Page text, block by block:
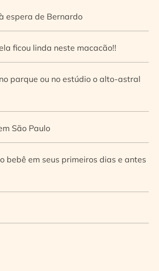
espera de Bernardo
ficou linda neste macacão!!
parque ou no estúdio o alto-astral
São Paulo
bebê em seus primeiros dias e antes